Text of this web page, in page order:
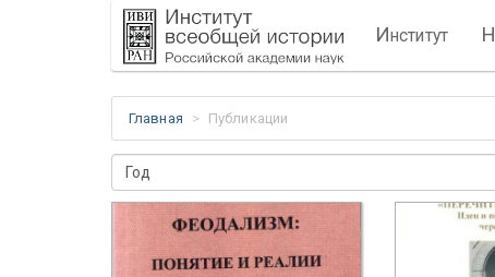
Институт Н
Главная Публикации
Год